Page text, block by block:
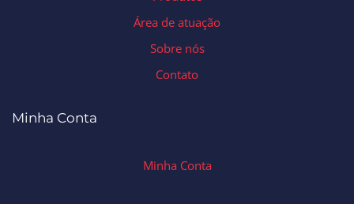
Área de atuação
Sobre nós
Contato
Minha Conta
Minha Conta